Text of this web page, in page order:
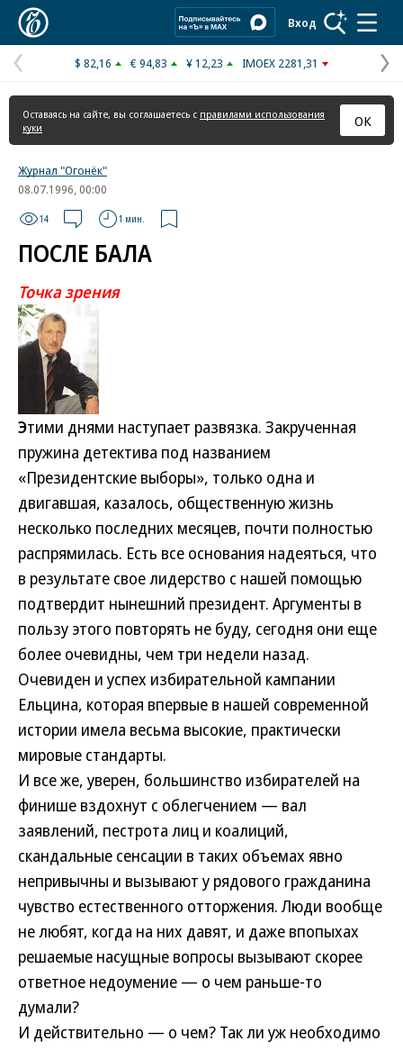
Вход
Предыдущая
страница
$ 82,16 € 94,83 ¥ 12,23 IMOEX 2281,31
Оставаясь на сайте, вы соглашаетесь с правилами использования
куки
ОК
Журнал "Огонёк"
08.07.1996, 00:00
14 1 мин.
ПОСЛЕ БАЛА
Точка зрения
Этими днями наступает развязка. Закрученная
пружина детектива под названием
«Президентские выборы», только одна и
двигавшая, казалось, общественную жизнь
несколько последних месяцев, почти полностью
распрямилась. Есть все основания надеяться, что
в результате свое лидерство с нашей помощью
подтвердит нынешний президент. Аргументы в
пользу этого повторять не буду, сегодня они еще
более очевидны, чем три недели назад.
Очевиден и успех избирательной кампании
Ельцина, которая впервые в нашей современной
истории имела весьма высокие, практически
мировые стандарты.
И все же, уверен, большинство избирателей на
финише вздохнут с облегчением — вал
заявлений, пестрота лиц и коалиций,
скандальные сенсации в таких объемах явно
непривычны и вызывают у рядового гражданина
чувство естественного отторжения. Люди вообще
не любят, когда на них давят, и даже впопыхах
решаемые насущные вопросы вызывают скорее
ответное недоумение — о чем раньше-то
думали?
И действительно — о чем? Так ли уж необходимо